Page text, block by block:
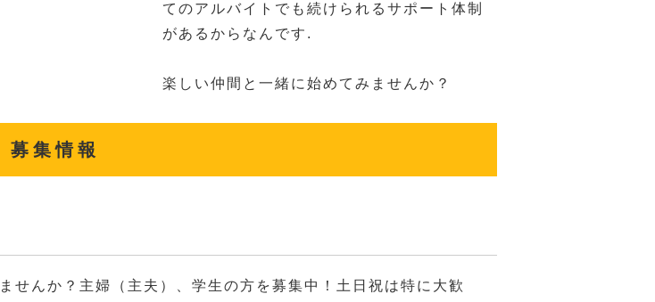
てのアルバイトでも続けられるサポート体制
があるからなんです.
楽しい仲間と一緒に始めてみませんか？
募集情報
せんか？主婦（主夫）、学生の方を募集中！土日祝は特に大歓